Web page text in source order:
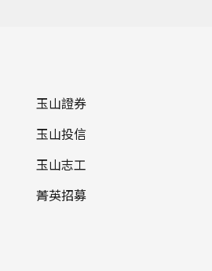
玉山證券
玉山投信
玉山志工
菁英招募